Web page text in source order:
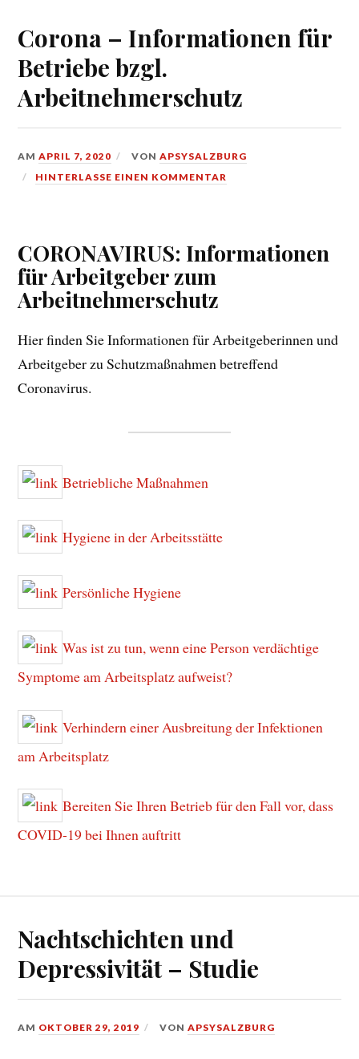
Corona – Informationen für
Betriebe bzgl.
Arbeitnehmerschutz
AMAPRIL 7, 2020 VONAPSYSALZBURG
HINTERLASSE EINEN KOMMENTAR
CORONAVIRUS: Informationen
für Arbeitgeber zum
Arbeitnehmerschutz
Hier finden Sie Informationen für Arbeitgeberinnen und
Arbeitgeber zu Schutzmaßnahmen betreffend
Coronavirus.
Betriebliche Maßnahmen
Hygiene in der Arbeitsstätte
Persönliche Hygiene
Was ist zu tun, wenn eine Person verdächtige
Symptome am Arbeitsplatz aufweist?
Verhindern einer Ausbreitung der Infektionen
am Arbeitsplatz
Bereiten Sie Ihren Betrieb für den Fall vor, dass
COVID-19 bei Ihnen auftritt
Nachtschichten und
Depressivität – Studie
AM OKTOBER 29, 2019 VONAPSYSALZBURG